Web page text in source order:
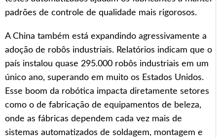
padrões de controle de qualidade mais rigorosos.
A China também está expandindo agressivamente a
adoção de robôs industriais. Relatórios indicam que o
país instalou quase 295.000 robôs industriais em um
único ano, superando em muito os Estados Unidos.
Esse boom da robótica impacta diretamente setores
como o de fabricação de equipamentos de beleza,
onde as fábricas dependem cada vez mais de
sistemas automatizados de soldagem, montagem e